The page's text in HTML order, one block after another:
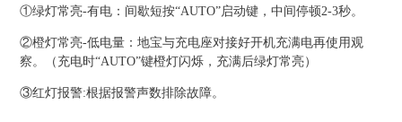
①绿灯常亮-有电：间歇短按“AUTO”启动键，中间停顿2-3秒。
②橙灯常亮-低电量：地宝与充电座对接好开机充满电再使用观
察。（充电时“AUTO”键橙灯闪烁，充满后绿灯常亮）
③红灯报警:根据报警声数排除故障。